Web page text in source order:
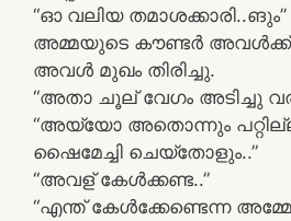
“ഓ വലിയ തമാശക്കാരി..ങും”
അമ്മയുടെ കൗണ്ടർ അവൾക്ക്
അവൾ മുഖം തിരിച്ചു.
“അതാ ചൂല് വേഗം അടിച്ചു
“അയ്യോ അതൊന്നും
ഷൈമേച്ചി ചെയ്തോളും..”
“അവള് കേൾക്കണ്ട..”
“എന്ത് കേൾക്കേണ്ടെന്ന